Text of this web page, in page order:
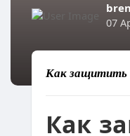
07
Как защитить
Как